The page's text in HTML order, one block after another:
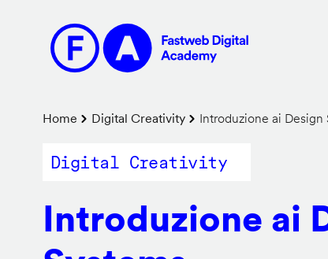
contenuto
principale
Briciole
di
Home Digital Creativity Introduzione ai Design
Digital Creativity
Introduzione ai